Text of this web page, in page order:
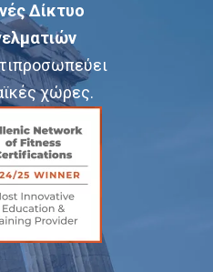
Δίκτυο
χώρες.